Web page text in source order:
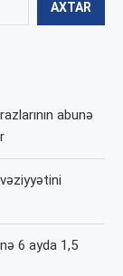
AXTAR
abunə
6 ayda 1,5